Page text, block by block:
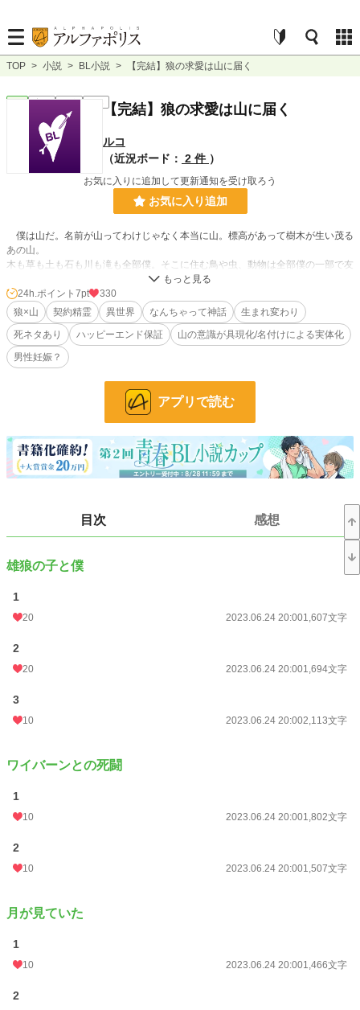
TOP > 小説 > BL小説 > 【完結】狼の求愛は山に届く
完結 長編 【完結】狼の求愛は山に届く
ルコ
（近況ボード： 2 件 ）
お気に入りに追加して更新通知を受け取ろう
お気に入り追加
僕は山だ。名前が山ってわけじゃなく本当に山。標高があって樹木が生い茂る
あの山。
木も草も土も石も川も滝も全部僕。そこに住む鳥や虫、動物は全部僕の一部で友
だち。魔族も住んでいるし、魔獣や魔鳥なんかもいるけど、彼らだって僕の一部
なんだ。
そんな僕の中で作られる生態系の頂点は狼の群れだった。その群れの長の雄狼
と番の雌狼に出来た赤ちゃんは五匹。四匹は元気に育っていったけど、一匹は弱
い個体で親にも見捨てられていて・・・
けど僕は、その弱い個体である雄狼の子を放っておく事は出来なかった。僕は意
識を具現化し、人型となってその子を助ける。
その後、僕には「サン」と、狼の子には「ラウ」と、お互いに名前を付け合った
事により、僕はサンとして完全に人型の男の子に実体化したんだ。
僕(サン)はラウと仲良く暮らしていたが、ある日山にワイバーンの群れが降り立
ち、狼の群れは絶滅してしまう・・・
ーーーーーーーーー
☆「山狼族の長はツンデレ黒猫を掌中に収める」の舞台、山が主役です。山の意
識が人型に実体化しています！
☆自著、腹黒王子ちゃんシリーズの主人公、アスラが創生した異世界物語のなん
という裏設定。
り、狼とワイバーンが結構死にます。が、後半は甘々の予定。
☆R18には＊を付けます(後半になる予定)。
☆異世界ものですが、設定等はゆるゆるで、ご都合主義な展開もあるかと…寛大
な心でお読みいただけると幸いです。
生息してるの？と、途中で筆者自身が疑問に思いましたが、そのままそれで通し
ています(汗)。
小説
お気に入り 35
文字数
更新日時
24h.ポイント 7pt
330
狼×山
契約精霊 異世界 なんちゃって神話
生まれ変わり
死ネタあり
ハッピーエンド保証
山の意識が具現化/名付けによる実体化
男性妊娠？
アプリで読む
目次 感想
雄狼の子と僕
1
20 2023.06.24 20:001,607文字
2
20 2023.06.24 20:001,694文字
3
10 2023.06.24 20:002,113文字
ワイバーンとの死闘
1
10 2023.06.24 20:001,802文字
2
10 2023.06.24 20:001,507文字
月が見ていた
1
10 2023.06.24 20:001,466文字
2